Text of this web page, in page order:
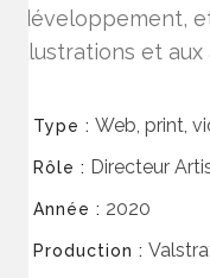
développement,
illustrations et
Type : Web, print,
Rôle : Directeur
Année : 2020
Production :